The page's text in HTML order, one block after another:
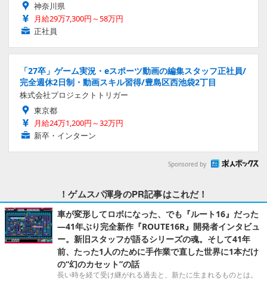
神奈川県
月給29万7,300円～58万円
正社員
「27卒」ゲーム実況・eスポーツ動画の編集スタッフ正社員/
完全週休2日制・動画スキル習得/豊島区西池袋2丁目
株式会社プロジェクトトリガー
東京都
月給24万1,200円～32万円
新卒・インターン
Sponsored by
！ゲムスパ渾身のPR記事はこれだ！
車が変形してロボになった、でも『ルート16』だった
―41年ぶり完全新作『ROUTE16R』開発者インタビュ
ー。新旧スタッフが語るシリーズの魂。そして41年
前、たった1人のために手作業で直した世界に1本だけ
の“幻のカセット”の話
長い時を経て受け継がれる過去と、新たに生まれるものとは。